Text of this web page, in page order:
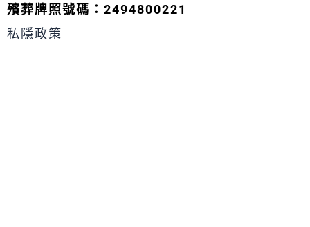
殯葬牌照號碼：2494800221
私隱政策